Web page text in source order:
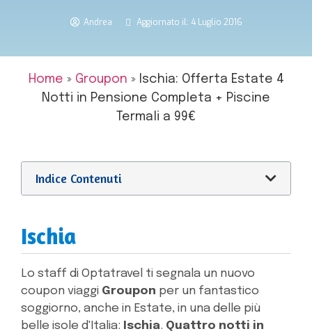
Andrea Aggiornato il: 4 Luglio 2016
Home » Groupon »
Ischia: Offerta Estate 4
Notti in Pensione Completa + Piscine
Termali a 99€
Indice Contenuti
Ischia
Lo staff di Optatravel ti segnala un nuovo
coupon viaggi Groupon per un fantastico
soggiorno, anche in Estate, in una delle più
belle isole d'Italia:
Ischia. Quattro notti in